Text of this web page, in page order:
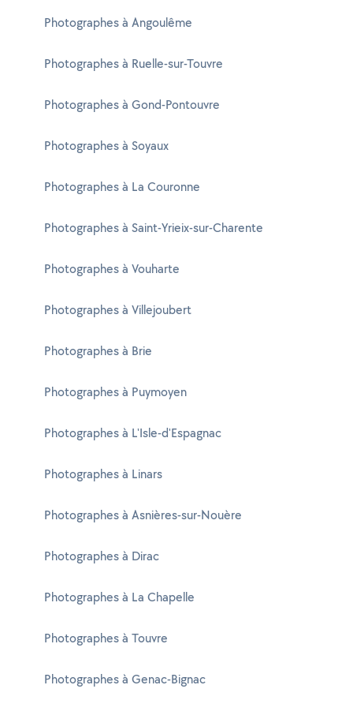
Photographes à Angoulême
Photographes à Ruelle-sur-Touvre
Photographes à Gond-Pontouvre
Photographes à Soyaux
Photographes à La Couronne
Photographes à Saint-Yrieix-sur-Charente
Photographes à Vouharte
Photographes à Villejoubert
Photographes à Brie
Photographes à Puymoyen
Photographes à L'Isle-d'Espagnac
Photographes à Linars
Photographes à Asnières-sur-Nouère
Photographes à Dirac
Photographes à La Chapelle
Photographes à Touvre
Photographes à Genac-Bignac